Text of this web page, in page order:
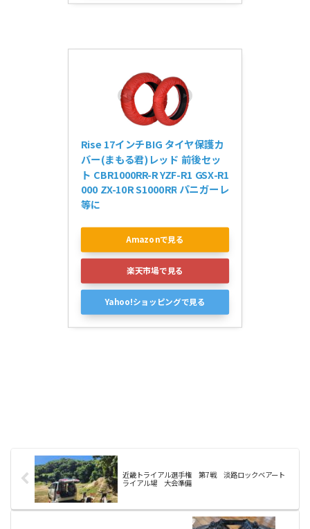
Rise 17インチBIG タイヤ保護カ
バー(まもる君)レッド 前後セッ
ト CBR1000RR-R YZF-R1 GSX-R1
000 ZX-10R S1000RR パニガーレ
等に
Amazonで見る
楽天市場で見る
Yahoo!ショッピングで見る
近畿トライアル選手権 第7戦 淡路ロックベアート
ライアル場 大会準備